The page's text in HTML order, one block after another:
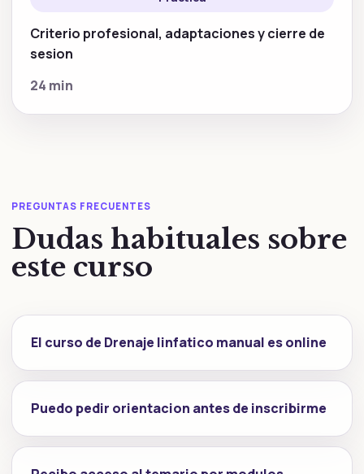
Criterio profesional, adaptaciones y cierre de
sesion
24 min
PREGUNTAS FRECUENTES
Dudas habituales sobre
este curso
El curso de Drenaje linfatico manual es online
Puedo pedir orientacion antes de inscribirme